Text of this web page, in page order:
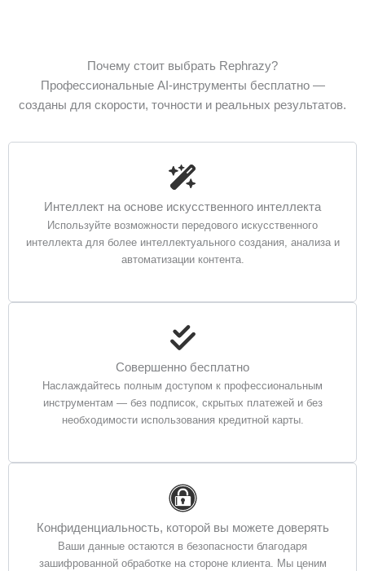
Почему стоит выбрать Rephrazy?
Профессиональные AI-инструменты бесплатно —
созданы для скорости, точности и реальных результатов.
Интеллект на основе искусственного интеллекта
Используйте возможности передового искусственного
интеллекта для более интеллектуального создания, анализа и
автоматизации контента.
Совершенно бесплатно
Наслаждайтесь полным доступом к профессиональным
инструментам — без подписок, скрытых платежей и без
необходимости использования кредитной карты.
Конфиденциальность, которой вы можете доверять
Ваши данные остаются в безопасности благодаря
зашифрованной обработке на стороне клиента. Мы ценим